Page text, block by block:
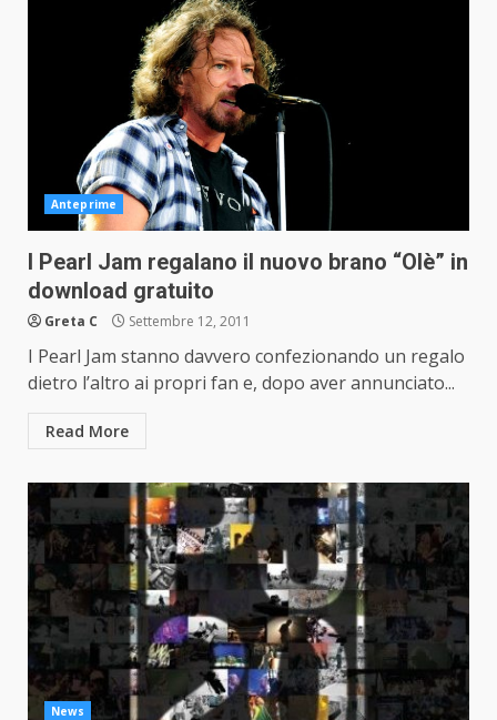
Anteprime
I Pearl Jam regalano il nuovo brano “Olè” in
download gratuito
Greta C Settembre 12, 2011
I Pearl Jam stanno davvero confezionando un regalo
dietro l’altro ai propri fan e, dopo aver annunciato...
Read More
News